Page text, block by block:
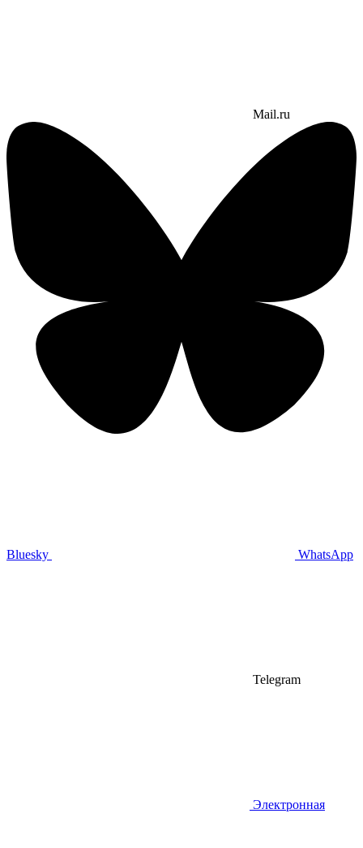
Mail.ru
Bluesky WhatsApp
Telegram
Электронная